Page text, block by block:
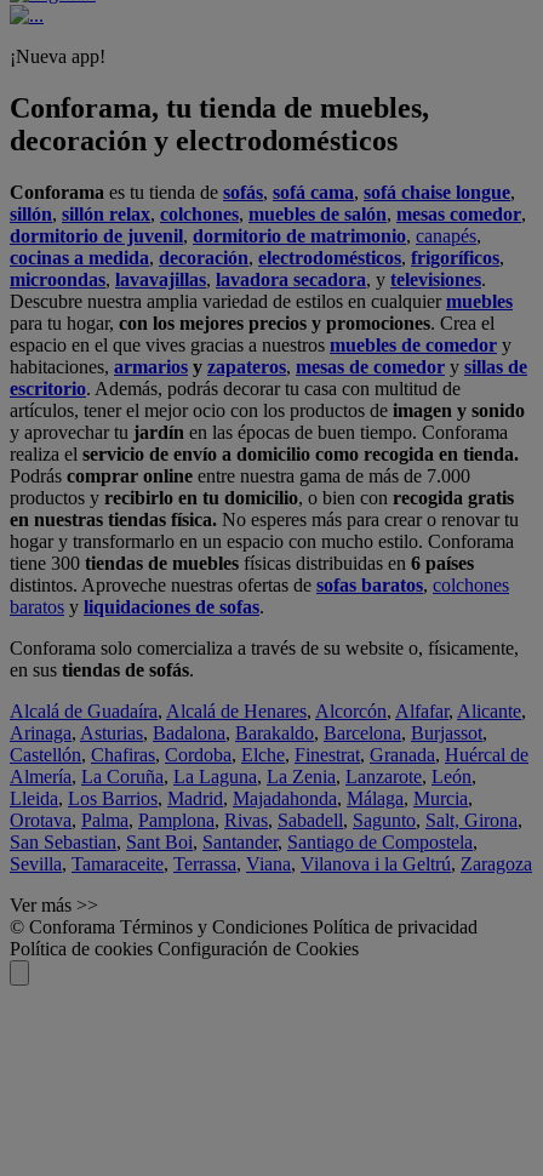
¡Nueva app!
Conforama, tu tienda de muebles,
decoración y electrodomésticos
Conforama es tu tienda de sofás, sofá cama, sofá chaise longue,
sillón, sillón relax, colchones, muebles de salón, mesas comedor,
dormitorio de juvenil, dormitorio de matrimonio, canapés,
cocinas a medida, decoración, electrodomésticos, frigoríficos,
microondas, lavavajillas, lavadora secadora, y televisiones.
Descubre nuestra amplia variedad de estilos en cualquiermuebles
para tu hogar, con los mejores precios y promociones. Crea el
espacio en el que vives gracias a nuestros muebles de comedor y
habitaciones, armarios y zapateros, mesas de comedor y sillas de
escritorio. Además, podrás decorar tu casa con multitud de
artículos, tener el mejor ocio con los productos de imagen y sonido
y aprovechar tu jardín en las épocas de buen tiempo. Conforama
realiza el servicio de envío a domicilio como recogida en tienda.
Podrás comprar online entre nuestra gama de más de 7.000
productos y recibirlo en tu domicilio, o bien con recogida gratis
en nuestras tiendas física. No esperes más para crear o renovar tu
hogar y transformarlo en un espacio con mucho estilo. Conforama
tiene 300 tiendas de muebles físicas distribuidas en 6 países
distintos. Aproveche nuestras ofertas de sofas baratos, colchones
baratos y liquidaciones de sofas.
Conforama solo comercializa a través de su website o, físicamente,
en sus tiendas de sofás.
Alcalá de Guadaíra, Alcalá de Henares, Alcorcón, Alfafar, Alicante,
Arinaga, Asturias, Badalona, Barakaldo, Barcelona, Burjassot,
Castellón, Chafiras, Cordoba, Elche, Finestrat, Granada, Huércal de
Almería, La Coruña, La Laguna, La Zenia, Lanzarote, León,
Lleida, Los Barrios, Madrid, Majadahonda, Málaga, Murcia,
Orotava, Palma, Pamplona, Rivas, Sabadell, Sagunto, Salt, Girona,
San Sebastian, Sant Boi, Santander, Santiago de Compostela,
Sevilla, Tamaraceite, Terrassa, Viana, Vilanova i la Geltrú, Zaragoza
Ver más >>
© Conforama Términos y Condiciones Política de privacidad
Política de cookies Configuración de Cookies